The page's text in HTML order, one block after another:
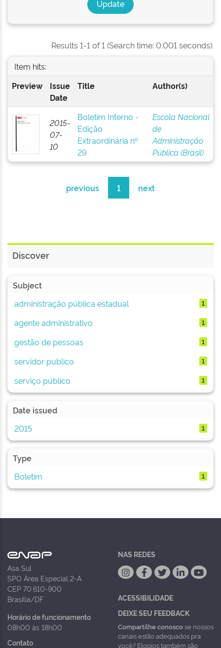
Results 1-1 of 1 (Search time: 0.001 seconds).
Item hits:
Preview
Issue
Date
Title Author(s)
2015-
07-
10
Boletim Interno -
Edição
Extraordinária nº
29
Escola Nacional
de
Administração
Pública (Brasil)
previous 1 next
Discover
Subject
administração pública estadual
1
agente administrativo 1
gestão de pessoas 1
servidor publico 1
serviço público 1
Date issued
2015
1
Type
Boletim
1
Asa Sul
SPO Área Especial 2-A
CEP 70.610-900
Brasília/DF
Horário de funcionamento
08h00 às 18h00
Contato
NAS REDES
ACESSIBILIDADE
DEIXE SEU FEEDBACK
Compartilhe conoscose nossos
canais estão adequados pra
você? Elogios também são